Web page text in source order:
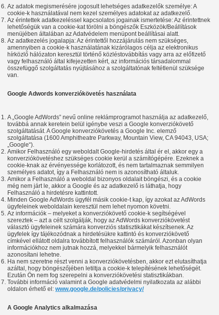
Az adatok megismerésére jogosult lehetséges adatkezelők személye: A
cookie-k használatával nem kezel személyes adatokat az adatkezelő.
Az érintettek adatkezeléssel kapcsolatos jogainak ismertetése: Az érintettnek
lehetőségük van a cookie-kat törölni a böngészők Eszközök/Beállítások
menüjében általában az Adatvédelem menüpont beállításai alatt.
Az adatkezelés jogalapja: Az érintettől hozzájárulás nem szükséges,
amennyiben a cookie-k használatának kizárólagos célja az elektronikus
hírközlő hálózaton keresztül történő közléstovábbítás vagy arra az előfizető
vagy felhasználó által kifejezetten kért, az információs társadalommal
összefüggő szolgáltatás nyújtásához a szolgáltatónak feltétlenül szüksége
van.
Google Adwords konverziókövetés használata
A „Google AdWords” nevű online reklámprogramot használja az adatkezelő,
továbbá annak keretein belül igénybe veszi a Google konverziókövető
szolgáltatását. A Google konverziókövetés a Google Inc. elemző
szolgáltatása (1600 Amphitheatre Parkway, Mountain View, CA 94043, USA;
„Google“).
Amikor Felhasználó egy weboldalt Google-hirdetés által ér el, akkor egy a
konverziókövetéshez szükséges cookie kerül a számítógépére. Ezeknek a
cookie-knak az érvényessége korlátozott, és nem tartalmaznak semmilyen
személyes adatot, így a Felhasználó nem is azonosítható általuk.
Amikor a Felhasználó a weboldal bizonyos oldalait böngészi, és a cookie
még nem járt le, akkor a Google és az adatkezelő is láthatja, hogy
Felhasználó a hirdetésre kattintott.
Minden Google AdWords ügyfél másik cookie-t kap, így azokat az AdWords
ügyfeleinek weboldalain keresztül nem lehet nyomon követni.
Az információk – melyeket a konverziókövető cookie-k segítségével
szereztek – azt a célt szolgálják, hogy az AdWords konverziókövetést
választó ügyfeleinek számára konverziós statisztikákat készítsenek. Az
ügyfelek így tájékozódnak a hirdetésükre kattintó és konverziókövető
címkével ellátott oldalra továbbított felhasználók számáról. Azonban olyan
információkhoz nem jutnak hozzá, melyekkel bármelyik felhasználót
azonosítani lehetne.
Ha nem szeretne részt venni a konverziókövetésben, akkor ezt elutasíthatja
azáltal, hogy böngészőjében letiltja a cookie-k telepítésének lehetőségét.
Ezután Ön nem fog szerepelni a konverziókövetési statisztikákban.
További információ valamint a Google adatvédelmi nyilatkozata az alábbi
oldalon érhető el: www.google.de/policies/privacy/
A Google Analytics alkalmazása